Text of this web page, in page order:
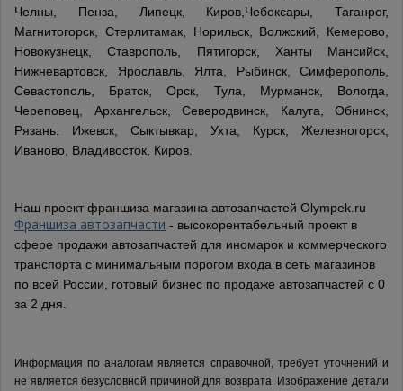
Челны, Пенза, Липецк, Киров,Чебоксары, Таганрог,
Магнитогорск, Стерлитамак, Норильск, Волжский, Кемерово,
Новокузнецк, Ставрополь, Пятигорск, Ханты Мансийск,
Нижневартовск, Ярославль, Ялта, Рыбинск, Симферополь,
Севастополь, Братск, Орск, Тула, Мурманск, Вологда,
Череповец, Архангельск, Северодвинск, Калуга, Обнинск,
Рязань. Ижевск, Сыктывкар, Ухта, Курск, Железногорск,
Иваново, Владивосток, Киров.
Наш проект франшиза магазина автозапчастей Olympek.ru
Франшиза автозапчасти - высокорентабельный проект в
сфере продажи автозапчастей для иномарок и коммерческого
транспорта с минимальным порогом входа в сеть магазинов
по всей России, готовый бизнес по продаже автозапчастей с 0
за 2 дня.
Информация по аналогам является справочной, требует уточнений и
не является безусловной причиной для возврата. Изображение детали